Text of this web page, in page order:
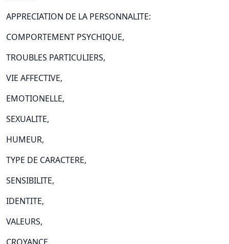
APPRECIATION DE LA PERSONNALITE:
COMPORTEMENT PSYCHIQUE,
TROUBLES PARTICULIERS,
VIE AFFECTIVE,
EMOTIONELLE,
SEXUALITE,
HUMEUR,
TYPE DE CARACTERE,
SENSIBILITE,
IDENTITE,
VALEURS,